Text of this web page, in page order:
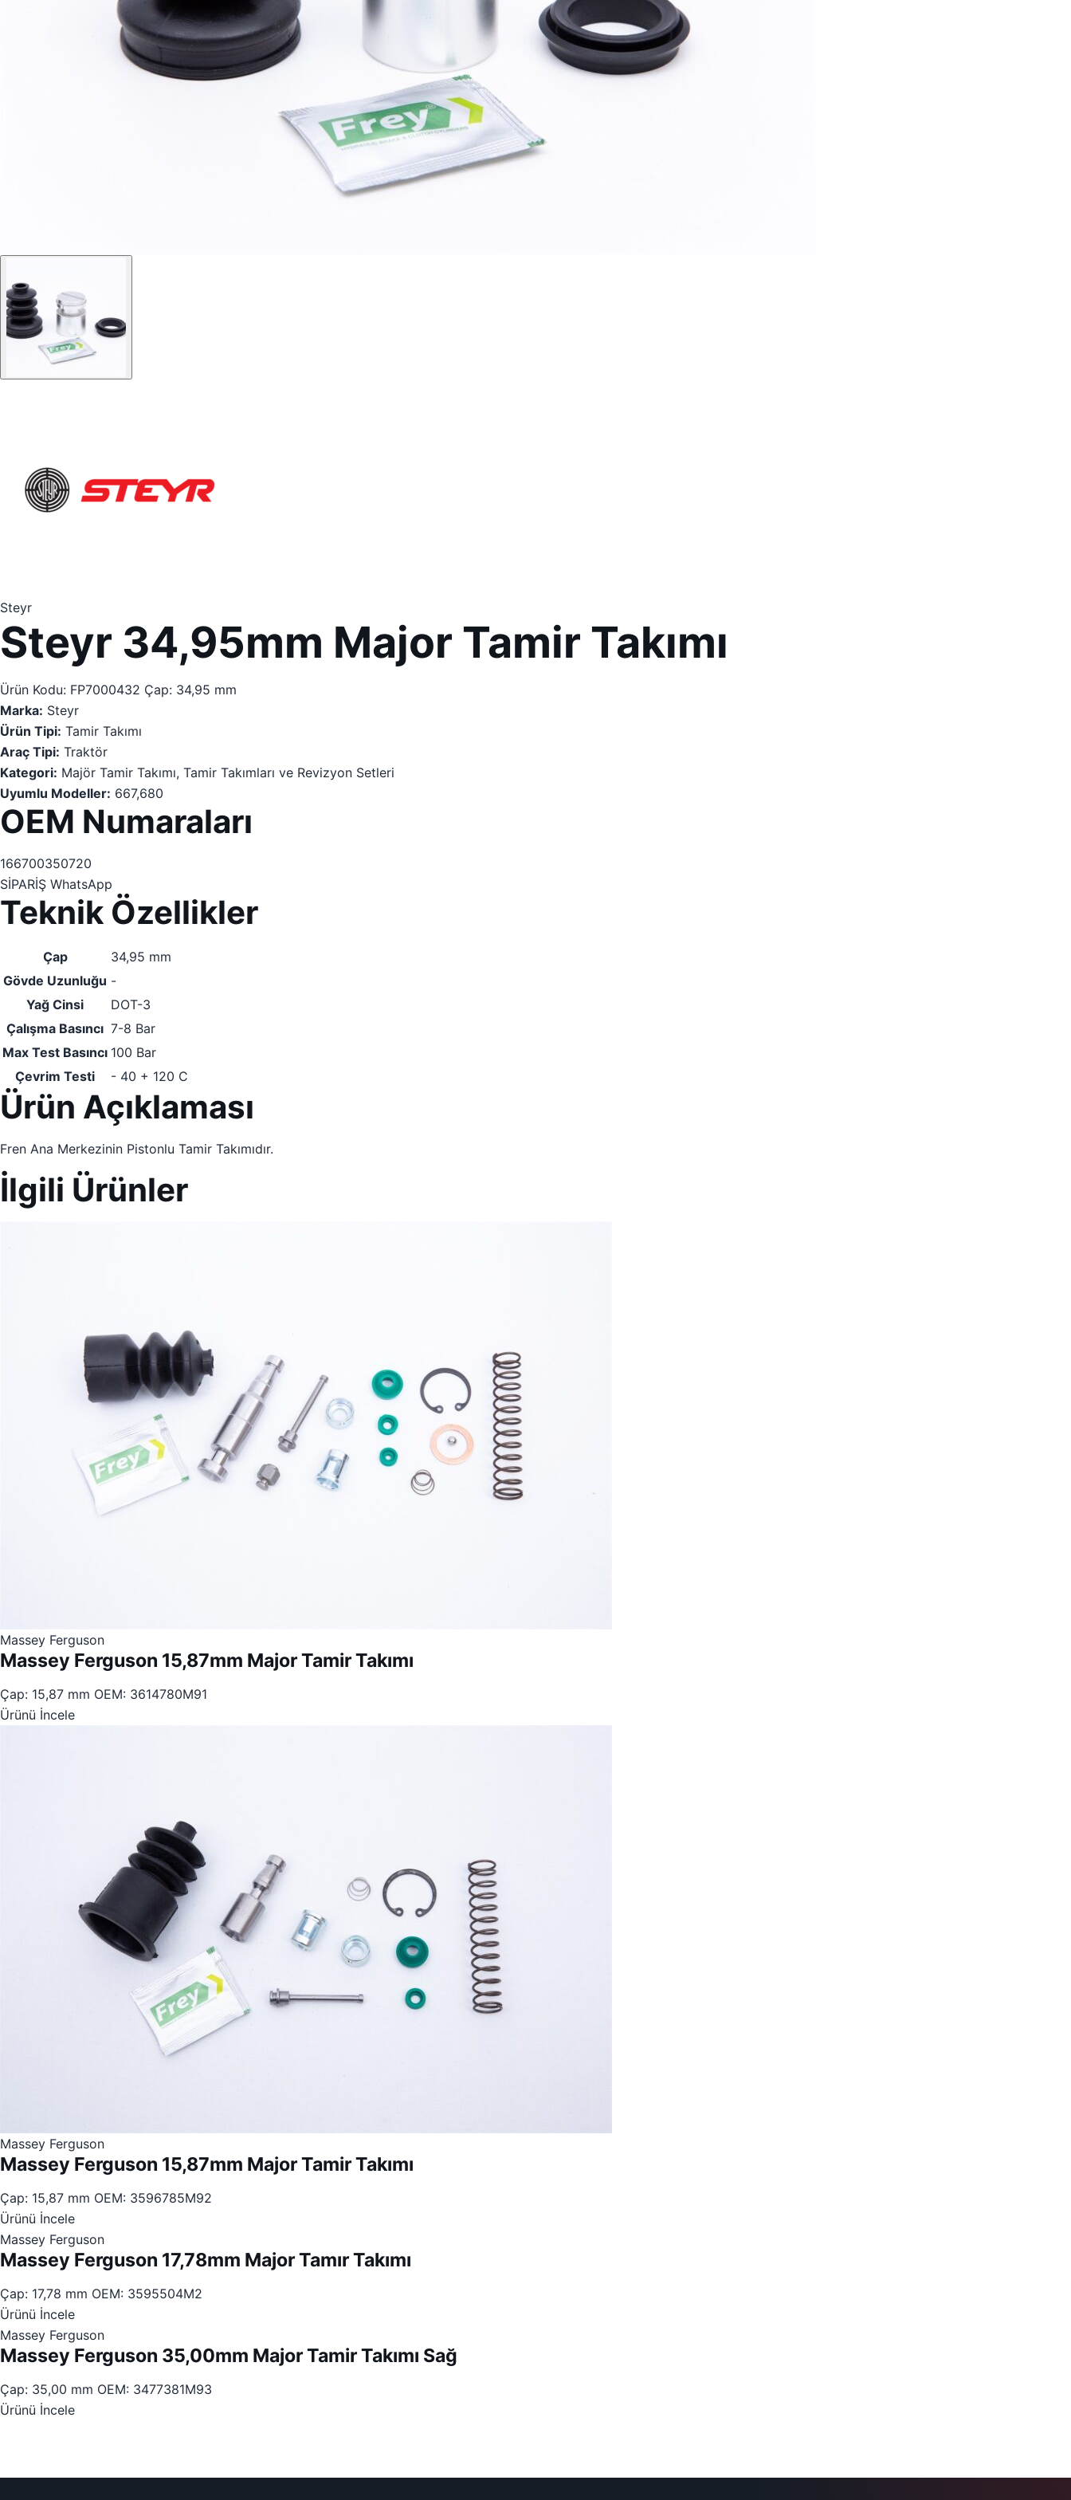
Steyr
Steyr 34,95mm Major Tamir Takımı
Ürün Kodu: FP7000432 Çap: 34,95 mm
Marka: Steyr
Ürün Tipi: Tamir Takımı
Araç Tipi: Traktör
Kategori: Majör Tamir Takımı, Tamir Takımları ve Revizyon Setleri
Uyumlu Modeller: 667,680
OEM Numaraları
166700350720
SİPARİŞ WhatsApp
Teknik Özellikler
Çap
34,95 mm
Gövde Uzunluğu -
Yağ Cinsi
DOT-3
Çalışma Basıncı 7-8 Bar
Max Test Basıncı 100 Bar
Çevrim Testi
- 40 + 120 C
Ürün Açıklaması
Fren Ana Merkezinin Pistonlu Tamir Takımıdır.
İlgili Ürünler
Massey Ferguson
Massey Ferguson 15,87mm Major Tamir Takımı
Çap: 15,87 mm OEM: 3614780M91
Ürünü İncele
Massey Ferguson
Massey Ferguson 15,87mm Major Tamir Takımı
Çap: 15,87 mm OEM: 3596785M92
Ürünü İncele
Massey Ferguson
Massey Ferguson 17,78mm Major Tamır Takımı
Çap: 17,78 mm OEM: 3595504M2
Ürünü İncele
Massey Ferguson
Massey Ferguson 35,00mm Major Tamir Takımı Sağ
Çap: 35,00 mm OEM: 3477381M93
Ürünü İncele